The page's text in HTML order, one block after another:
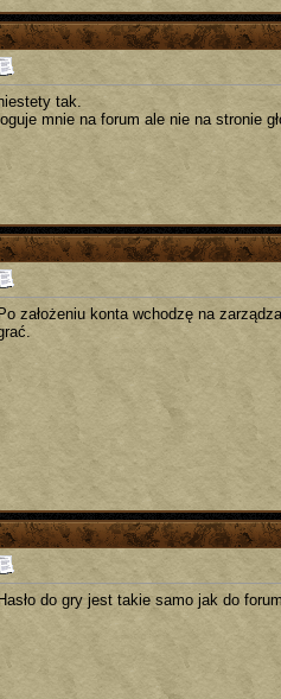
tak.
loguje mnie na forum ale nie na stronie
Po założeniu konta wchodzę na
Hasło do gry jest takie samo jak do